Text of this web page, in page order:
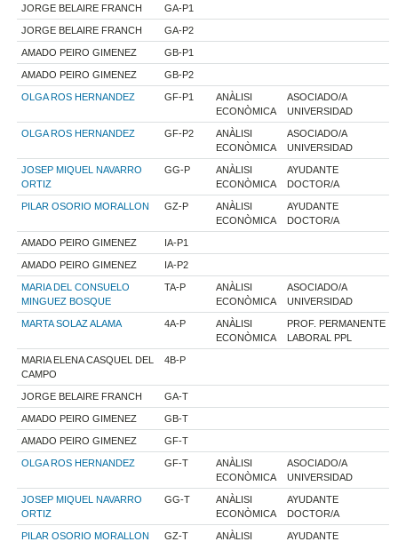
JORGE BELAIRE FRANCH
GA-P1
JORGE BELAIRE FRANCH GA-P2
AMADO PEIRO GIMENEZ GB-P1
AMADO PEIRO GIMENEZ GB-P2
OLGA ROS HERNANDEZ GF-P1
ANÀLISI
ECONÒMICA
ASOCIADO/A
UNIVERSIDAD
OLGA ROS HERNANDEZ GF-P2
ANÀLISI
ECONÒMICA
ASOCIADO/A
UNIVERSIDAD
JOSEP MIQUEL NAVARRO
ORTIZ
GG-P
ANÀLISI
ECONÒMICA
AYUDANTE
DOCTOR/A
PILAR OSORIO MORALLON GZ-P
ANÀLISI
ECONÒMICA
AYUDANTE
DOCTOR/A
AMADO PEIRO GIMENEZ IA-P1
AMADO PEIRO GIMENEZ IA-P2
MARIA DEL CONSUELO
MINGUEZ BOSQUE
TA-P
ANÀLISI
ECONÒMICA
ASOCIADO/A
UNIVERSIDAD
MARTA SOLAZ ALAMA 4A-P
ANÀLISI
ECONÒMICA
PROF. PERMANENTE
LABORAL PPL
MARIA ELENA CASQUEL DEL
CAMPO
4B-P
JORGE BELAIRE FRANCH GA-T
AMADO PEIRO GIMENEZ GB-T
AMADO PEIRO GIMENEZ GF-T
OLGA ROS HERNANDEZ GF-T
ANÀLISI
ECONÒMICA
ASOCIADO/A
UNIVERSIDAD
JOSEP MIQUEL NAVARRO
ORTIZ
GG-T
ANÀLISI
ECONÒMICA
AYUDANTE
DOCTOR/A
PILAR OSORIO MORALLON GZ-T
ANÀLISI
AYUDANTE